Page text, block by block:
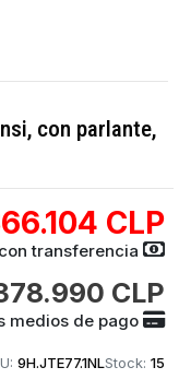
con parlante,
CLP
transferencia
CLP
medios de pago
9H.JTE77.1NLStock: 15